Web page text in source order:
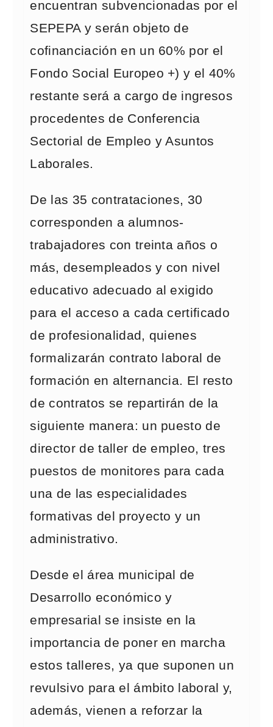
encuentran subvencionadas por el
SEPEPA y serán objeto de
cofinanciación en un 60% por el
Fondo Social Europeo +) y el 40%
restante será a cargo de ingresos
procedentes de Conferencia
Sectorial de Empleo y Asuntos
Laborales.
De las 35 contrataciones, 30
corresponden a alumnos-
trabajadores con treinta años o
más, desempleados y con nivel
educativo adecuado al exigido
para el acceso a cada certificado
de profesionalidad, quienes
formalizarán contrato laboral de
formación en alternancia. El resto
de contratos se repartirán de la
siguiente manera: un puesto de
director de taller de empleo, tres
puestos de monitores para cada
una de las especialidades
formativas del proyecto y un
administrativo.
Desde el área municipal de
Desarrollo económico y
empresarial se insiste en la
importancia de poner en marcha
estos talleres, ya que suponen un
revulsivo para el ámbito laboral y,
además, vienen a reforzar la